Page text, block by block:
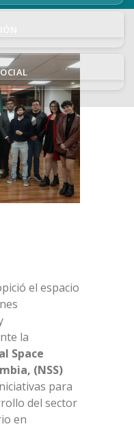
el espacio
la
Space
(NSS)
para
del sector
en